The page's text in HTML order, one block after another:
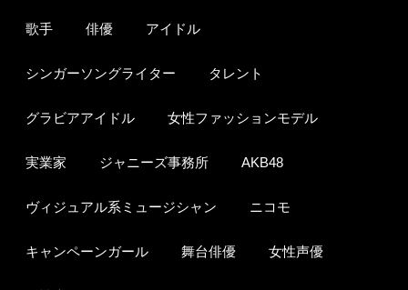
歌手 俳優 アイドル
シンガーソングライター タレント
グラビアアイドル 女性ファッションモデル
実業家 ジャニーズ事務所 AKB48
ヴィジュアル系ミュージシャン ニコモ
キャンペーンガール 舞台俳優 女性声優